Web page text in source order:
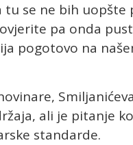
se ne bih uopšte
pa onda
pogotovo na
ali je pitanje
standarde.